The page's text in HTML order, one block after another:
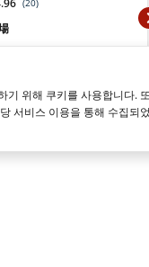
위해 쿠키를 사용합니다.
서비스 이용을 통해 수집
(20)